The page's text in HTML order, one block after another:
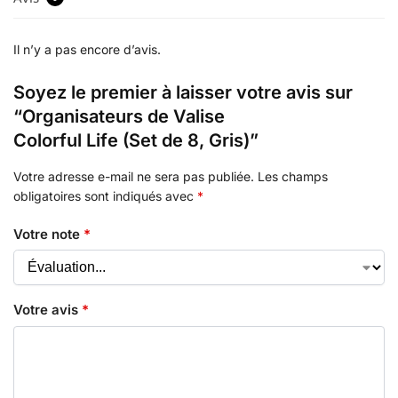
Il n’y a pas encore d’avis.
Soyez le premier à laisser votre avis sur
“Organisateurs de Valise
Colorful Life (Set de 8, Gris)”
Votre adresse e-mail ne sera pas publiée. Les champs
obligatoires sont indiqués avec *
Votre note *
Votre avis *